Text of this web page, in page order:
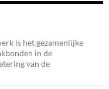
is het gezamenlijke
in de
van de